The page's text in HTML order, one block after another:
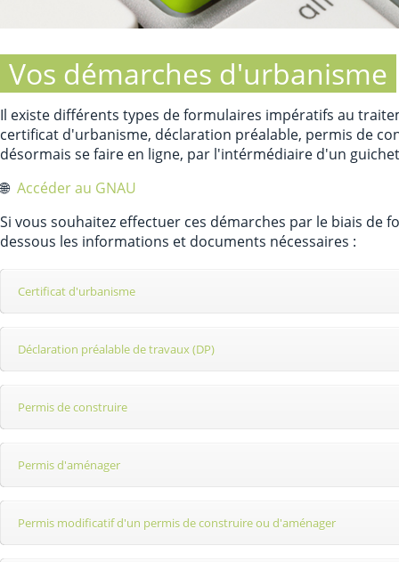
Vos démarches d'urbanisme
Il existe différents types de formulaires impératifs au
certificat d'urbanisme, déclaration préalable, permis de
désormais se faire en ligne, par l'intérmédiaire d'un
🌐 Accéder au GNAU
Si vous souhaitez effectuer ces démarches par le biais de
dessous les informations et documents nécessaires :
Certificat d'urbanisme
Déclaration préalable de travaux (DP)
Permis de construire
Permis d'aménager
Permis modificatif d'un permis de construire ou d'aménager